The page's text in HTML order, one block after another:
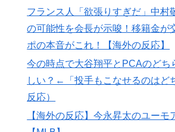
外国人「2002年W杯は?」韓国サッ
事！W杯予選でレフリーへの不適切
然！【海外の反応】
フランス人「欲張りすぎだ」中村
の可能性を会長が示唆！移籍金が
ポの本音がこれ！【海外の反応】
今の時点で大谷翔平とPCAのどち
しい？←「投手もこなせるのはど
反応）
【海外の反応】今永昇太のユーモ